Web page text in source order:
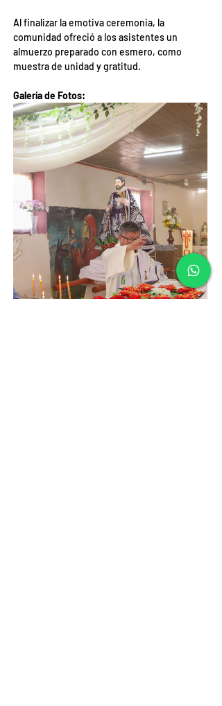
Al finalizar la emotiva ceremonia, la
comunidad ofreció a los asistentes un
almuerzo preparado con esmero, como
muestra de unidad y gratitud.
Galería de Fotos: